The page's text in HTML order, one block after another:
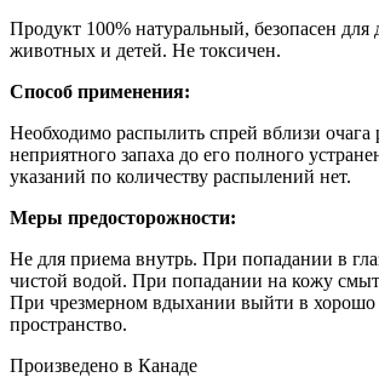
Продукт 100% натуральный, безопасен
животных и детей. Не токсичен.
Способ применения:
Необходимо распылить спрей вблизи очага
неприятного запаха до его полного
указаний по количеству распылений нет.
Меры предосторожности:
Не для приема внутрь. При попадании в
чистой водой. При попадании на кожу
При чрезмерном вдыхании выйти в хорошо
пространство.
Произведено в Канаде